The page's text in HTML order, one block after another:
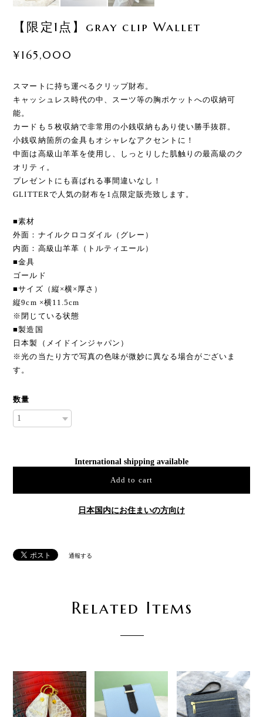
【限定1点】gray clip Wallet
¥165,000
スマートに持ち運べるクリップ財布。
キャッシュレス時代の中、スーツ等の胸ポケットへの収納可
能。
カードも５枚収納で非常用の小銭収納もあり使い勝手抜群。
小銭収納箇所の金具もオシャレなアクセントに！
中面は高級山羊革を使用し、しっとりした肌触りの最高級のク
オリティ。
プレゼントにも喜ばれる事間違いなし！
GLITTERで人気の財布を1点限定販売致します。
■素材
外面：ナイルクロコダイル（グレー）
内面：高級山羊革（トルティエール）
■金具
ゴールド
■サイズ（縦×横×厚さ）
縦9cm ×横11.5cm
※閉じている状態
■製造国
日本製（メイドインジャパン）
※光の当たり方で写真の色味が微妙に異なる場合がございま
す。
数量
International shipping available
Add to cart
日本国内にお住まいの方向け
通報する
Related Items